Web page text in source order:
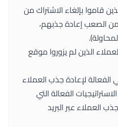
قاموا بإلغاء الاشتراك من
الصعب إعادة جذبهم،
الذين لم يزوروا موقع
الفعالة لإعادة جذب العملاء
الفعالة التي
العملاء عبر البريد